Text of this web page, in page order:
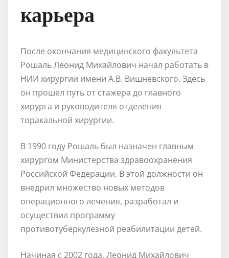
карьера
После окончания медицинского факультета
Рошаль Леонид Михайлович начал работать в
НИИ хирургии имени А.В. Вишневского. Здесь
он прошел путь от стажера до главного
хирурга и руководителя отделения
торакальной хирургии.
В 1990 году Рошаль был назначен главным
хирургом Министерства здравоохранения
Российской Федерации. В этой должности он
внедрил множество новых методов
операционного лечения, разработал и
осуществил программу
противотуберкулезной реабилитации детей.
Начиная с 2002 года, Леонид Михайлович